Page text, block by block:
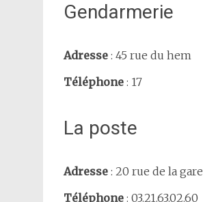
Gendarmerie
Adresse : 45 rue du hem
Téléphone : 17
La poste
Adresse : 20 rue de la gare
Téléphone : 03.21.63.02.60